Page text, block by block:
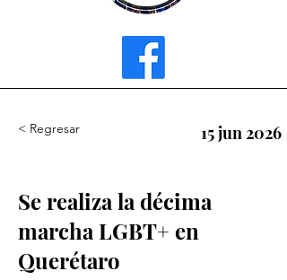
< Regresar 15 jun 2026
Se realiza la décima
marcha LGBT+ en
Querétaro